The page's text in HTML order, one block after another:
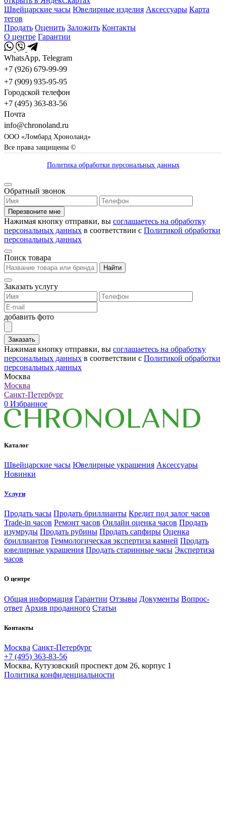
Швейцарские часы Ювелирные изделия Аксессуары Карта
тегов
Продать Оценить Заложить Контакты
О центре Гарантии
WhatsApp, Telegram
+7 (926) 679-99-99
+7 (909) 935-95-95
Городской телефон
+7 (495) 363-83-56
Почта
info@chronoland.ru
ООО «Ломбард Хроноланд»
Все права защищены ©
Политика обработки персональных данных
Обратный звонок
Перезвоните мне
Нажимая кнопку отправки, вы соглашаетесь на обработку
персональных данных в соответствии с Политикой обработки
персональных данных
Поиск товара
Найти
Заказать услугу
добавить фото
Заказать
Нажимая кнопку отправки, вы соглашаетесь на обработку
персональных данных в соответствии с Политикой обработки
персональных данных
Москва
Москва
Санкт-Петербург
0 Избранное
Каталог
Швейцарские часы Ювелирные украшения Аксессуары
Новинки
Услуги
Продать часы Продать бриллианты Кредит под залог часов
Trade-in часов Ремонт часов Онлайн оценка часов Продать
изумруды Продать рубины Продать сапфиры Оценка
бриллиантов Геммологическая экспертиза камней Продать
ювелирные украшения Продать старинные часы Экспертиза
часов
О центре
Общая информация Гарантии Отзывы Документы Вопрос-
ответ Архив проданного Статьи
Контакты
Москва Санкт-Петербург
+7 (495) 363-83-56
Москва, Кутузовский проспект дом 26, корпус 1
Политика конфиденциальности